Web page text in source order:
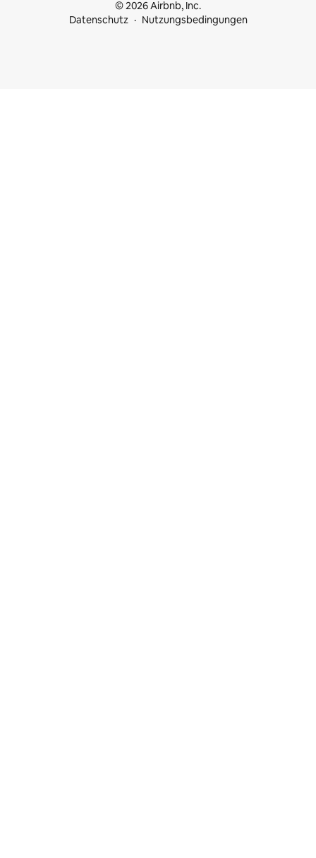
© 2026 Airbnb, Inc.
Datenschutz
Nutzungsbedingungen